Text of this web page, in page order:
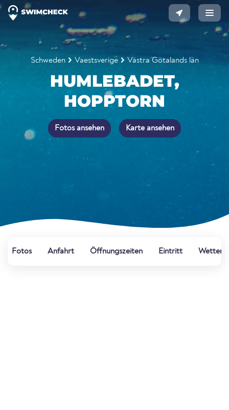
Schweden Vaestsverige Västra Götalands län
HUMLEBADET,
HOPPTORN
Fotos ansehen Karte ansehen
Fotos Anfahrt Öffnungszeiten Eintritt Wetter